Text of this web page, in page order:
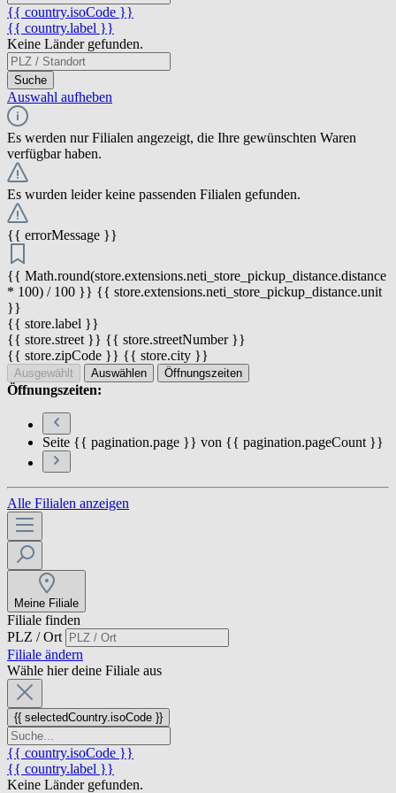
{{ country.isoCode }}
{{ country.label }}
Keine Länder gefunden.
Suche
Auswahl aufheben
Es werden nur Filialen angezeigt, die Ihre gewünschten Waren
verfügbar haben.
Es wurden leider keine passenden Filialen gefunden.
{{ errorMessage }}
{{ Math.round(store.extensions.neti_store_pickup_distance.distance
* 100) / 100 }} {{ store.extensions.neti_store_pickup_distance.unit
}}
{{ store.label }}
{{ store.street }} {{ store.streetNumber }}
{{ store.zipCode }} {{ store.city }}
Ausgewählt Auswählen Öffnungszeiten
Öffnungszeiten:
Seite {{ pagination.page }} von {{ pagination.pageCount }}
Alle Filialen anzeigen
Meine Filiale
Filiale finden
PLZ / Ort
Filiale ändern
Wähle hier deine Filiale aus
{{ selectedCountry.isoCode }}
{{ country.isoCode }}
{{ country.label }}
Keine Länder gefunden.